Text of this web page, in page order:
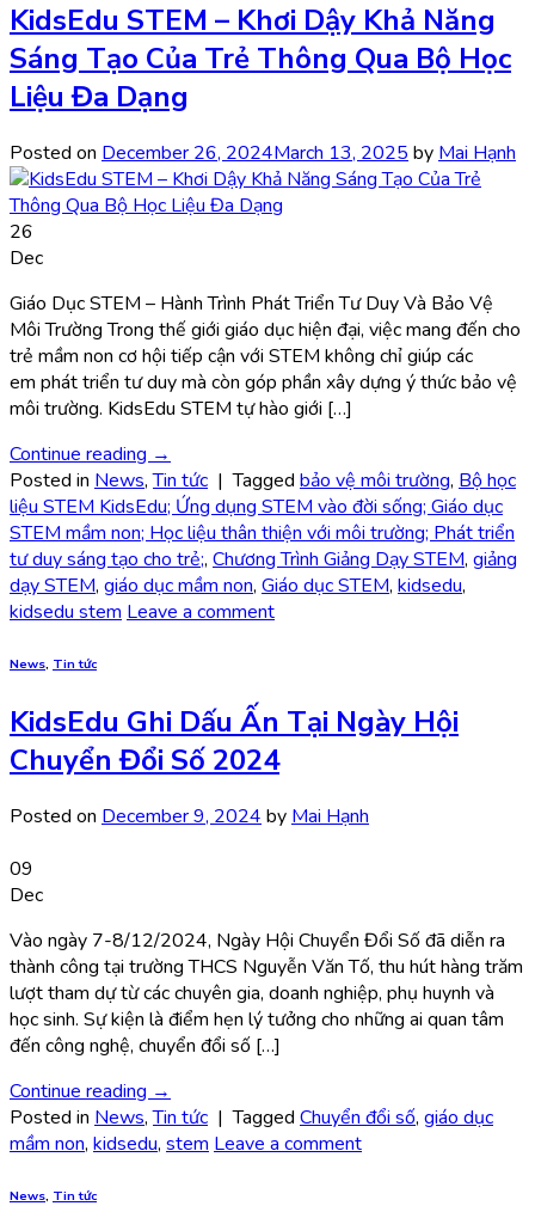
KidsEdu STEM – Khơi Dậy Khả Năng
Sáng Tạo Của Trẻ Thông Qua Bộ Học
Liệu Đa Dạng
Posted on December 26, 2024March 13, 2025 by Mai Hạnh
26
Dec
Giáo Dục STEM – Hành Trình Phát Triển Tư Duy Và Bảo Vệ
Môi Trường Trong thế giới giáo dục hiện đại, việc mang đến cho
trẻ mầm non cơ hội tiếp cận với STEM không chỉ giúp các
em phát triển tư duy mà còn góp phần xây dựng ý thức bảo vệ
môi trường. KidsEdu STEM tự hào giới […]
Continue reading →
Posted in News,Tin tức | Tagged bảo vệ môi trường, Bộ học
liệu STEM KidsEdu; Ứng dụng STEM vào đời sống; Giáo dục
STEM mầm non; Học liệu thân thiện với môi trường; Phát triển
tư duy sáng tạo cho trẻ;, Chương Trình Giảng Dạy STEM, giảng
dạy STEM, giáo dục mầm non, Giáo dục STEM, kidsedu,
kidsedu stem Leave a comment
News, Tin tức
KidsEdu Ghi Dấu Ấn Tại Ngày Hội
Chuyển Đổi Số 2024
Posted on December 9, 2024 by Mai Hạnh
09
Dec
Vào ngày 7-8/12/2024, Ngày Hội Chuyển Đổi Số đã diễn ra
thành công tại trường THCS Nguyễn Văn Tố, thu hút hàng trăm
lượt tham dự từ các chuyên gia, doanh nghiệp, phụ huynh và
học sinh. Sự kiện là điểm hẹn lý tưởng cho những ai quan tâm
đến công nghệ, chuyển đổi số […]
Continue reading →
Posted in News,Tin tức | Tagged Chuyển đổi số, giáo dục
mầm non, kidsedu, stem Leave a comment
News, Tin tức